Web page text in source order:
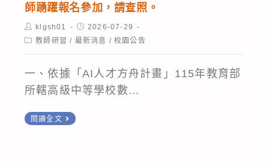
屬
教
師
踴
躍
報
參
換
位
思
駭
客
for
115
年
度
AI
數
程
學
習
獎
勵
活
簡
師踴躍報名參加，請查照。
Post
author:
klgsh01
Post
published:
2026-07-29
Post教師研習 / 最新消息 / 校園公告
一、依據「AI人才方舟計畫」115年教育部
所轄高級中等學校數...
閱讀全文